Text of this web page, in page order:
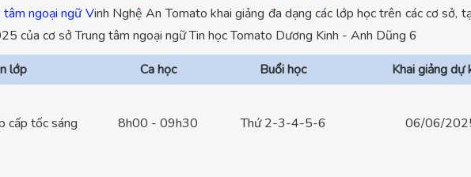
tâm ngoại ngữ Vinh Nghệ An Tomato khai giảng đa dạng các lớp học trên các cơ sở,
của cơ sở Trung tâm ngoại ngữ Tin học Tomato Dương Kinh - Anh Dũng 6
lớp Ca học Buổi học Khai giảng dự
cấp tốc sáng 8h00 - 09h30 Thứ 2-3-4-5-6 06/06/